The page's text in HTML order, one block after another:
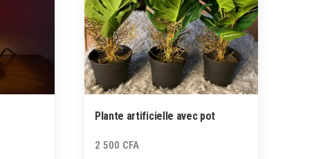
Plante artificielle avec pot
2 500 CFA